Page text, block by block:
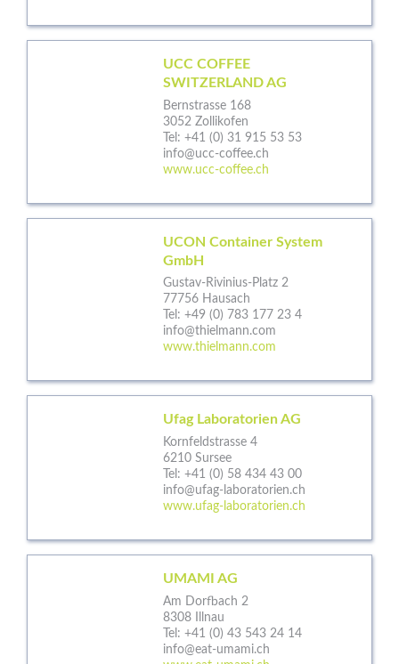
UCC COFFEE
SWITZERLAND AG
Bernstrasse 168
3052 Zollikofen
Tel: +41 (0) 31 915 53 53
info@ucc-coffee.ch
www.ucc-coffee.ch
UCON Container System
GmbH
Gustav-Rivinius-Platz 2
77756 Hausach
Tel: +49 (0) 783 177 23 4
info@thielmann.com
www.thielmann.com
Ufag Laboratorien AG
Kornfeldstrasse 4
6210 Sursee
Tel: +41 (0) 58 434 43 00
info@ufag-laboratorien.ch
www.ufag-laboratorien.ch
UMAMI AG
Am Dorfbach 2
8308 Illnau
Tel: +41 (0) 43 543 24 14
info@eat-umami.ch